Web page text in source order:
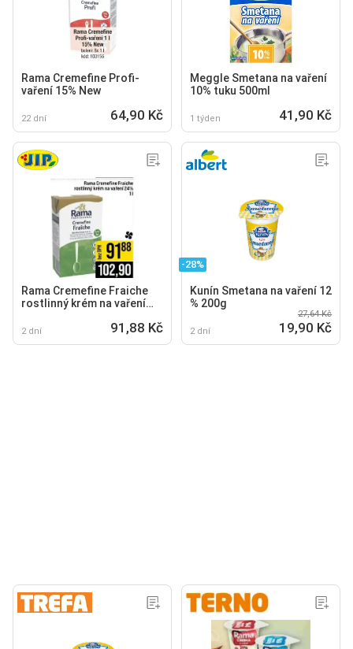
Rama Cremefine Profi-
vaření 15% New
22 dní 64,90 Kč
Meggle Smetana na vaření
10% tuku 500ml
1 týden 41,90 Kč
Rama Cremefine Fraiche
rostlinný krém na vaření
2 dní 91,88 Kč
-28%
Kunín Smetana na vaření 12
% 200g
2 dní
27,64 Kč
19,90 Kč